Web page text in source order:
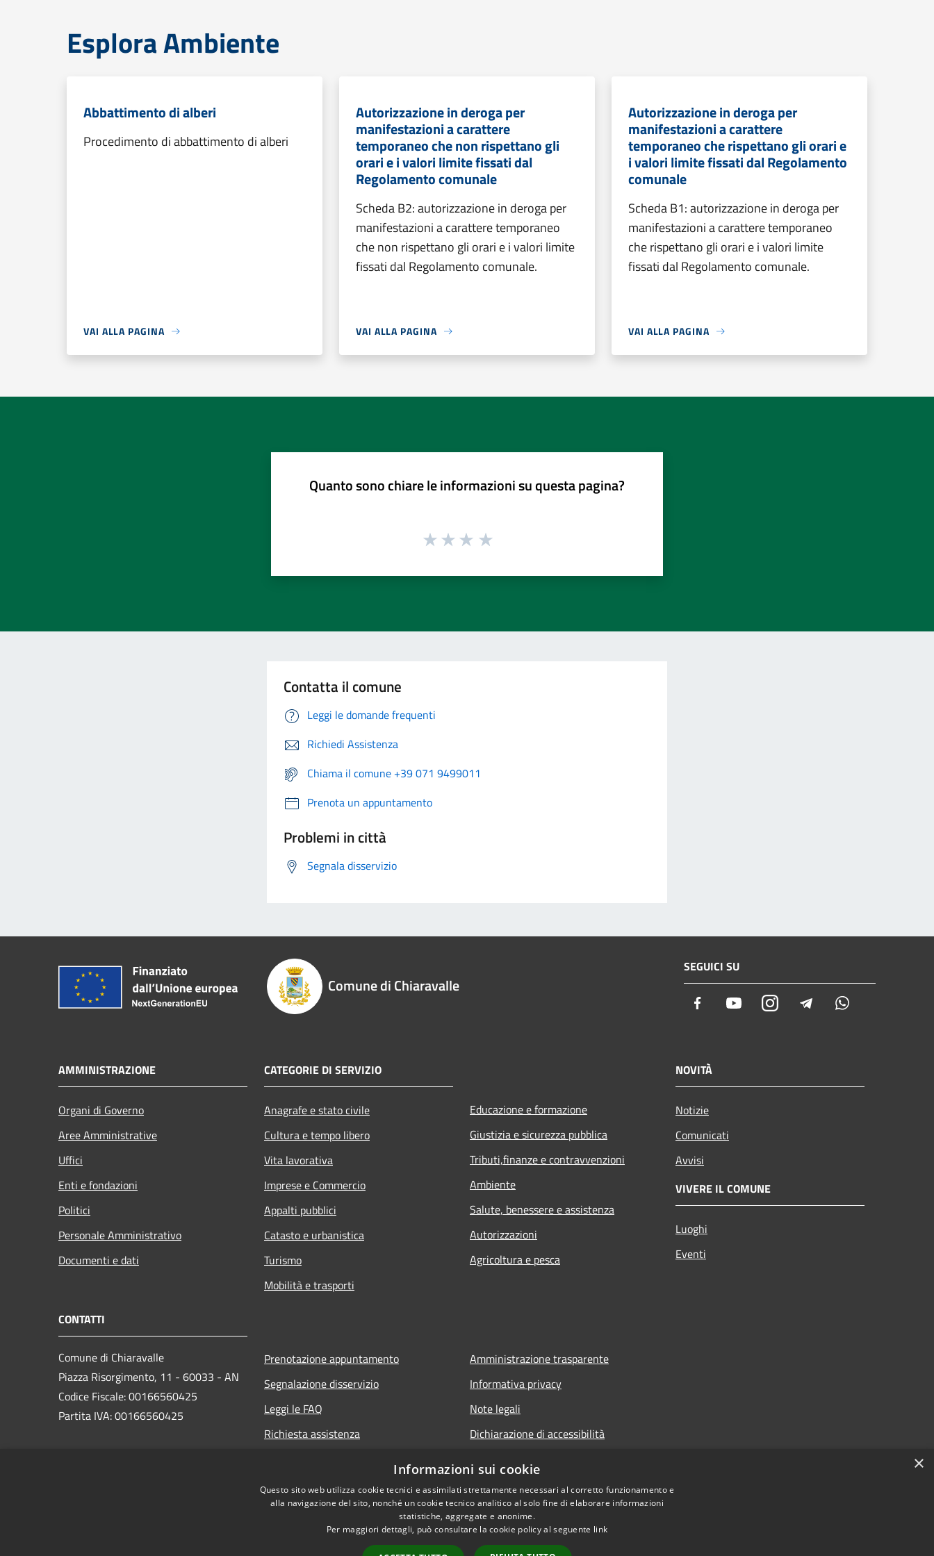
Esplora Ambiente
Abbattimento di alberi
Procedimento di abbattimento di alberi
VAI ALLA PAGINA
Autorizzazione in deroga per
manifestazioni a carattere
temporaneo che non rispettano gli
orari e i valori limite fissati dal
Regolamento comunale
Scheda B2: autorizzazione in deroga per
manifestazioni a carattere temporaneo
che non rispettano gli orari e i valori limite
fissati dal Regolamento comunale.
VAI ALLA PAGINA
Autorizzazione in deroga per
manifestazioni a carattere
temporaneo che rispettano gli orari e
i valori limite fissati dal Regolamento
comunale
Scheda B1: autorizzazione in deroga per
manifestazioni a carattere temporaneo
che rispettano gli orari e i valori limite
fissati dal Regolamento comunale.
VAI ALLA PAGINA
Quanto sono chiare le informazioni su questa pagina?
Contatta il comune
Leggi le domande frequenti
Richiedi Assistenza
Chiama il comune +39 071 9499011
Prenota un appuntamento
Problemi in città
Segnala disservizio
Comune di Chiaravalle
SEGUICI SU
Facebook YoutubeInstagramTelegram
AMMINISTRAZIONE
Organi di Governo
Aree Amministrative
Uffici
Enti e fondazioni
Politici
Personale Amministrativo
Documenti e dati
CATEGORIE DI SERVIZIO
Anagrafe e stato civile
Cultura e tempo libero
Vita lavorativa
Imprese e Commercio
Appalti pubblici
Catasto e urbanistica
Turismo
Mobilità e trasporti
Educazione e formazione
Giustizia e sicurezza pubblica
Tributi,finanze e contravvenzioni
Ambiente
Salute, benessere e assistenza
Autorizzazioni
Agricoltura e pesca
NOVITÀ
Notizie
Comunicati
Avvisi
VIVERE IL COMUNE
Luoghi
Eventi
CONTATTI
Comune di Chiaravalle
Piazza Risorgimento, 11 - 60033 - AN
Codice Fiscale: 00166560425
Partita IVA: 00166560425
Prenotazione appuntamento
Segnalazione disservizio
Leggi le FAQ
Richiesta assistenza
Amministrazione trasparente
Informativa privacy
Note legali
Dichiarazione di accessibilità
×
Informazioni sui cookie
Questo sito web utilizza cookie tecnici e assimilati strettamente necessari al corretto funzionamento e
alla navigazione del sito, nonché un cookie tecnico analitico al solo fine di elaborare informazioni
statistiche, aggregate e anonime.
Per maggiori dettagli, può consultare la cookie policy al seguente link